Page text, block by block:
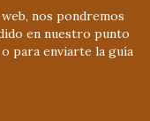
nos pondremos
en nuestro punto
para enviarte la guía